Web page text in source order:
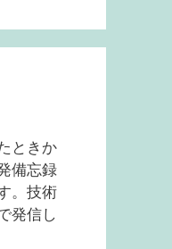
ときか
備忘録
。技術
発信し